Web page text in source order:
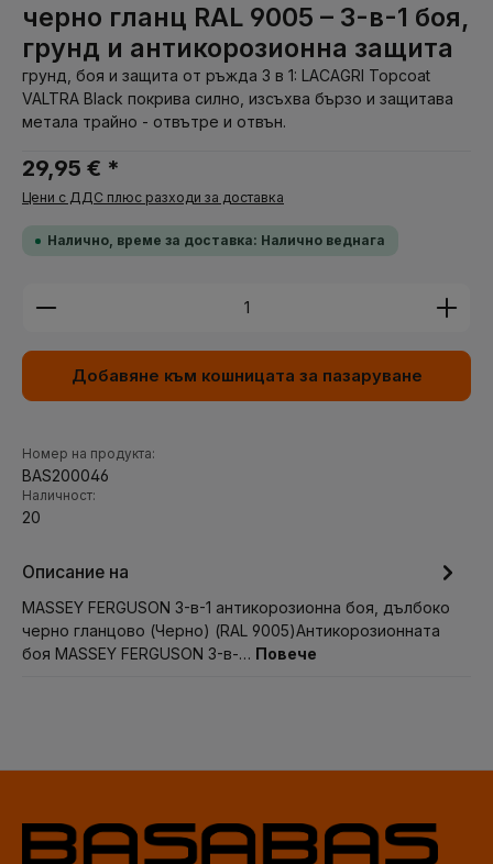
черно гланц RAL 9005 – 3-в-1 боя,
грунд и антикорозионна защита
грунд, боя и защита от ръжда 3 в 1: LACAGRI Topcoat
VALTRA Black покрива силно, изсъхва бързо и защитава
метала трайно - отвътре и отвън.
29,95 € *
Цени с ДДС плюс разходи за доставка
Налично, време за доставка: Налично веднага
Количество на продукта: Въведете желаната
Добавяне към кошницата за пазаруване
Номер на продукта:
BAS200046
Наличност:
20
Описание на
MASSEY FERGUSON 3-в-1 антикорозионна боя, дълбоко
черно гланцово (Черно) (RAL 9005)Антикорозионната
боя MASSEY FERGUSON 3-в-… Повече